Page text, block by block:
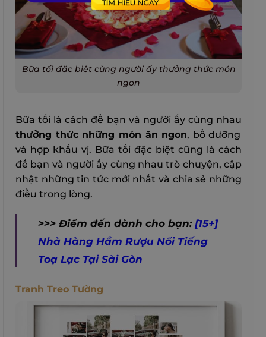
Bữa tối đặc biệt cùng người ấy thưởng thức món
ngon
Bữa tối là cách để bạn và người ấy cùng nhau
thưởng thức những món ăn ngon, bổ dưỡng
và hợp khẩu vị. Bữa tối đặc biệt cũng là cách
để bạn và người ấy cùng nhau trò chuyện, cập
nhật những tin tức mới nhất và chia sẻ những
điều trong lòng.
>>> Điểm đến dành cho bạn:[15+]
Nhà Hàng Hầm Rượu Nổi Tiếng
Toạ Lạc Tại Sài Gòn
Tranh Treo Tường